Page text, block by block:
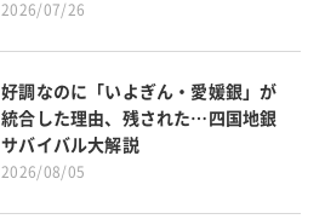
2026/07/26
好調なのに「いよぎん・愛媛銀」が
統合した理由、残された…四国地銀
サバイバル大解説
2026/08/05